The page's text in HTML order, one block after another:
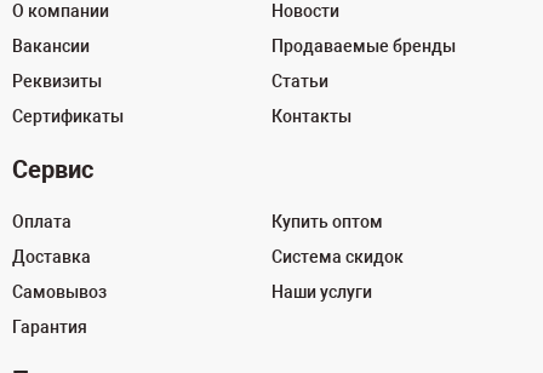
О компании
Вакансии
Реквизиты
Сертификаты
Новости
Продаваемые бренды
Статьи
Контакты
Сервис
Оплата
Доставка
Самовывоз
Гарантия
Купить оптом
Система скидок
Наши услуги